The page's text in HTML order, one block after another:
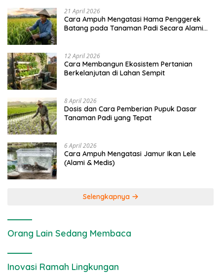
21 April 2026
Cara Ampuh Mengatasi Hama Penggerek
Batang pada Tanaman Padi Secara Alami
12 April 2026
Cara Membangun Ekosistem Pertanian
Berkelanjutan di Lahan Sempit
8 April 2026
Dosis dan Cara Pemberian Pupuk Dasar
Tanaman Padi yang Tepat
6 April 2026
Cara Ampuh Mengatasi Jamur Ikan Lele
(Alami & Medis)
Selengkapnya
Orang Lain Sedang Membaca
Inovasi Ramah Lingkungan